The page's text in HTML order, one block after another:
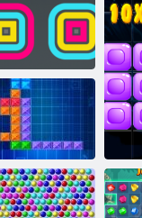
Square Stapler